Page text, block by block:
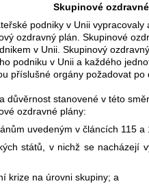
Skupinové
podniky v Unii
ozdravný plán. Skupinové
v Unii. Skupinový
podniku v Unii a každého
příslušné orgány požadovat
důvěrnost stanovené v této
ozdravné plány:
uvedeným v článcích 115 a
států, v nichž se nacházejí
krize na úrovni skupiny; a